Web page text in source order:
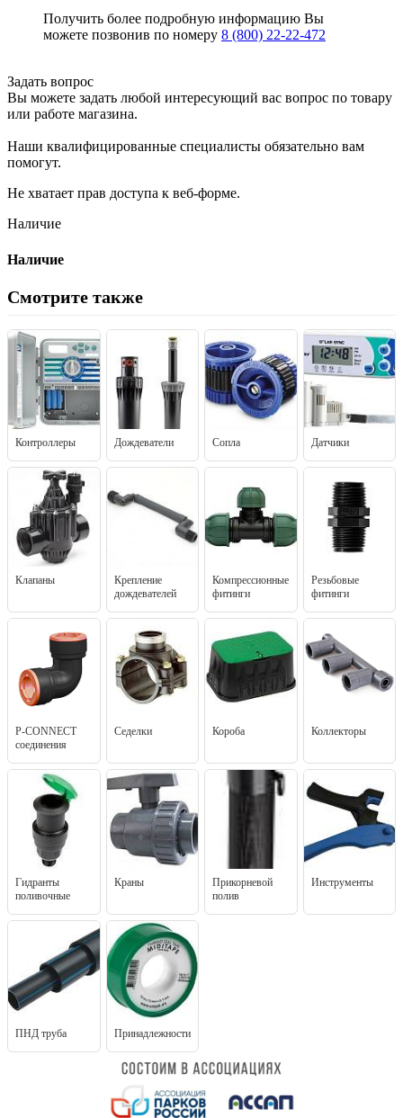
Получить более подробную информацию Вы
можете позвонив по номеру 8 (800) 22-22-472
Задать вопрос
Вы можете задать любой интересующий вас вопрос по товару
или работе магазина.
Наши квалифицированные специалисты обязательно вам
помогут.
Не хватает прав доступа к веб-форме.
Наличие
Наличие
Смотрите также
Контроллеры Дождеватели Сопла Датчики
Клапаны
Крепление
дождевателей
Компрессионные
фитинги
Резьбовые
фитинги
P-CONNECT
соединения
Седелки Короба Коллекторы
Гидранты
поливочные
Краны
Прикорневой
полив
Инструменты
ПНД труба Принадлежности